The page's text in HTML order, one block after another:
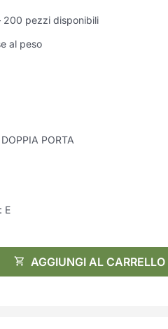
pezzi disponibili
al peso
PORTA
E
AGGIUNGI AL CARRELLO